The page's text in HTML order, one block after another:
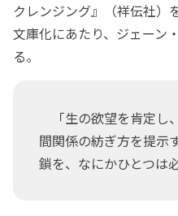
クレンジング』（祥伝社）
文庫化にあたり、ジェーン
る。
「生の欲望を肯定し
間関係の紡ぎ方を提示
鎖を、なにかひとつは